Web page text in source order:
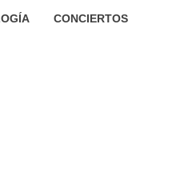
CONCIERTOS